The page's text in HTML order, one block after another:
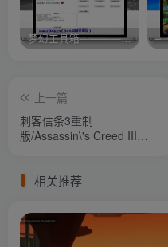
梦幻工具箱————-免费
上一篇
刺客信条3重制
版/Assassin\'s Creed III
相关推荐